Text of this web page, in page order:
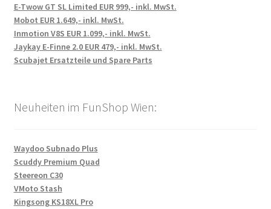
E-Twow GT SL Limited EUR 999,- inkl. MwSt.
Mobot EUR 1.649,- inkl. MwSt.
Inmotion V8S EUR 1.099,- inkl. MwSt.
Jaykay E-Finne 2.0 EUR 479,- inkl. MwSt.
Scubajet Ersatzteile und Spare Parts
Neuheiten im FunShop Wien:
Waydoo Subnado Plus
Scuddy Premium Quad
Steereon C30
VMoto Stash
Kingsong KS18XL Pro